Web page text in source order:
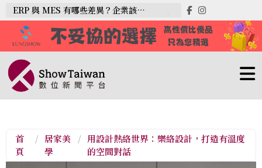
ERP 與 MES 有哪些差異？企業該如何選擇？
首
頁
/ 居家美
學
/ 用設計熱絡世界：樂絡設計，打造有溫度
的空間對話